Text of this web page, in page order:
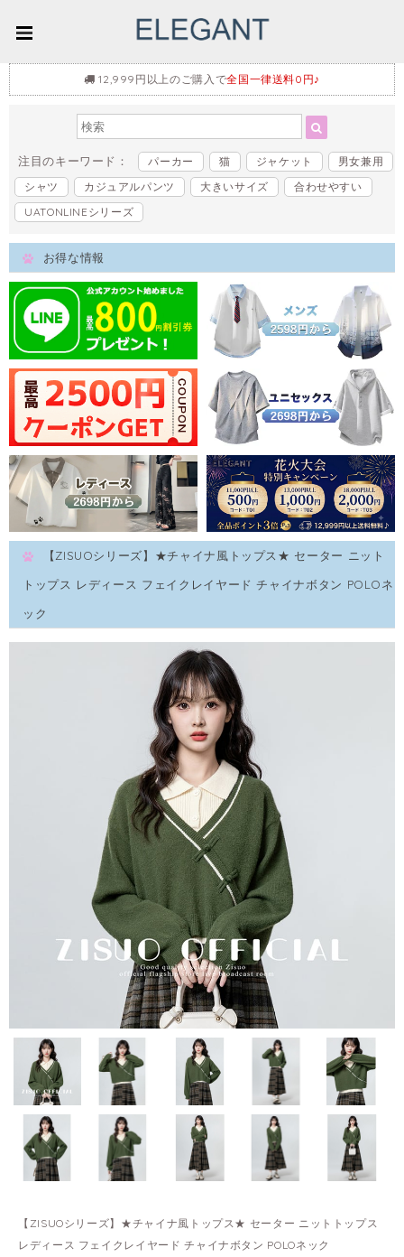
12,999円以上のご購入で全国一律送料0円♪
注目のキーワード： パーカー 猫 ジャケット
男女兼用
シャツ
カジュアルパンツ 大きいサイズ
合わせやすい
UATONLINEシリーズ
お得な情報
【ZISUOシリーズ】★チャイナ風トップス★ セーター ニット
トップス レディース フェイクレイヤード チャイナボタン POLOネ
ック
【ZISUOシリーズ】★チャイナ風トップス★ セーター ニットトップス
レディース フェイクレイヤード チャイナボタン POLOネック